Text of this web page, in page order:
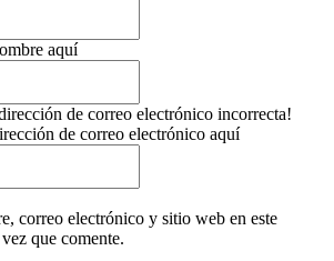
aquí
de correo electrónico incorrecta!
de correo electrónico aquí
correo electrónico y sitio web en este
que comente.